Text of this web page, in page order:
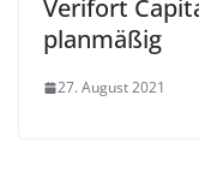
Verifort
planmäßig
27. August 2021